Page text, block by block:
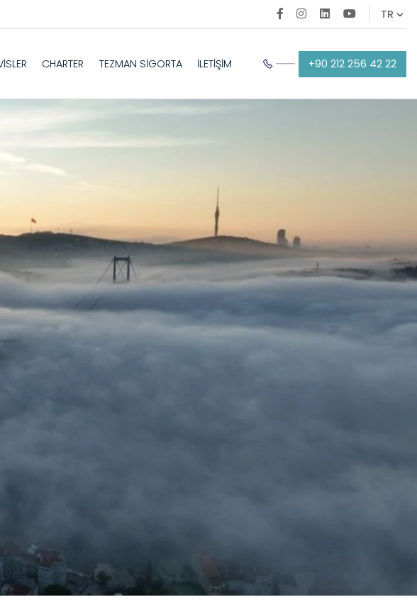
CHARTER TEZMAN SİGORTA İLETİŞİM +90 212 256 42 22